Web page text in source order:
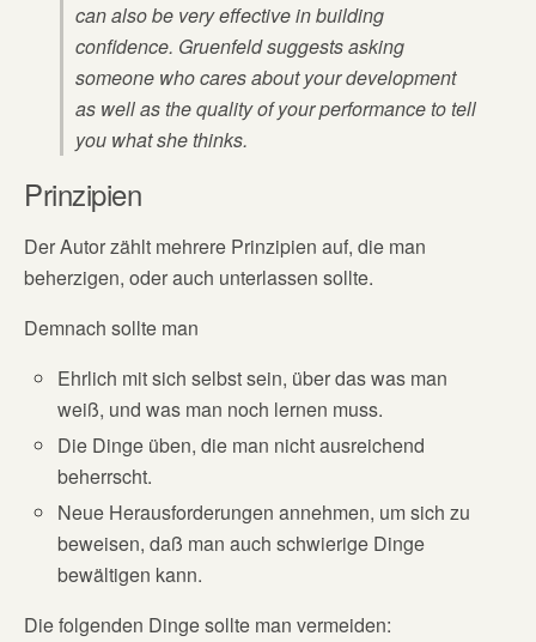
can also be very effective in building
confidence. Gruenfeld suggests asking
someone who cares about your development
as well as the quality of your performance to tell
you what she thinks.
Prinzipien
Der Autor zählt mehrere Prinzipien auf, die man
beherzigen, oder auch unterlassen sollte.
Demnach sollte man
Ehrlich mit sich selbst sein, über das was man
weiß, und was man noch lernen muss.
Die Dinge üben, die man nicht ausreichend
beherrscht.
Neue Herausforderungen annehmen, um sich zu
beweisen, daß man auch schwierige Dinge
bewältigen kann.
Die folgenden Dinge sollte man vermeiden: